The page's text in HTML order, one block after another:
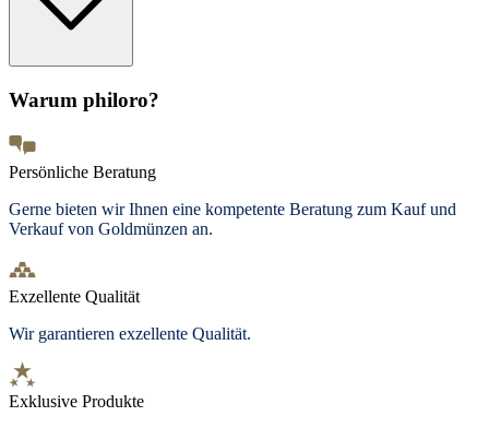
Warum philoro?
Persönliche Beratung
Gerne bieten wir Ihnen eine kompetente Beratung zum Kauf und
Verkauf von Goldmünzen an.
Exzellente Qualität
Wir garantieren exzellente Qualität.
Exklusive Produkte